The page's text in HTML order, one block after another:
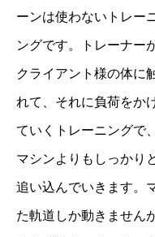
ーンは使わないトレー
ングです。トレーナー
クライアント様の体に
れて、それに負荷をか
ていくトレーニングで、
マシンよりもしっかり
追い込んでいきます。
た軌道しか動きません